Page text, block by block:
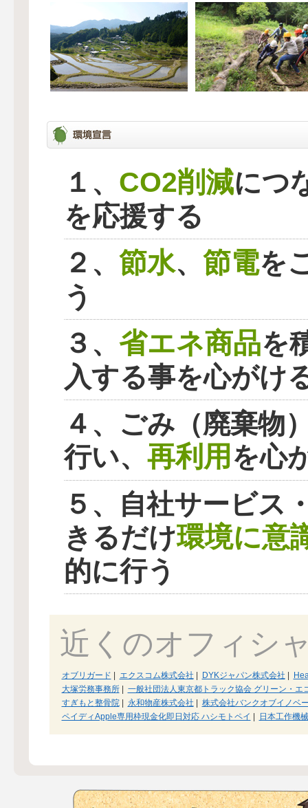
１、 CO2削減につ
を応援する
２、 節水、 節電を
う
３、 省エネ商品を
入する事を心がけ
４、ごみ（廃棄物
行い、 再利用を心
５、自社サービス
きるだけ環境に意
的に行う
近くのオフィシ
オブリガード エクスコム株式会社 DYKジャパン株式会社
大塚労務事務所|
一般社団法人東京都トラック協会 グリーン・エ
すぎもと整骨院| 永和物産株式会社
株式会社バンクオブイノベ
ペイディApple専用枠現金化即日対応 ハシモトペイ
日本工作機